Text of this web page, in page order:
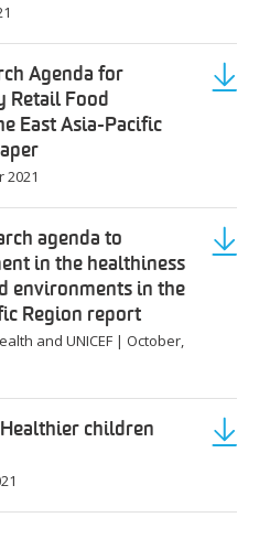
Agenda for
Retail Food
East Asia-Pacific
2021
agenda to
in the healthiness
environments in the
Region report
and UNICEF | October,
children